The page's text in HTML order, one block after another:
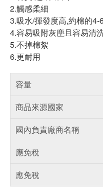
2.觸感柔細
3.吸水/揮發度高,約棉的
4.容易吸附灰塵且容易清
5.不掉棉絮
6.更耐用
容量
商品來源國家
國內負責廠商名稱
應免稅
應免稅